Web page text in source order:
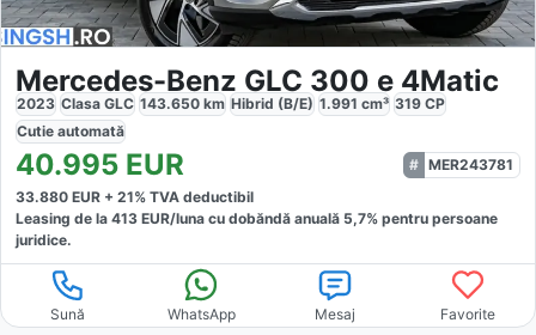
Mercedes-Benz GLC 300 e 4Matic
2023 Clasa GLC 143.650 km Hibrid (B/E) 1.991 cm³ 319 CP
Cutie automată
40.995 EUR
MER243781
33.880 EUR + 21% TVA deductibil
Leasing de la 413 EUR/luna cu dobăndă anuală 5,7% pentru persoane
juridice.
Sună WhatsApp Mesaj Favorite